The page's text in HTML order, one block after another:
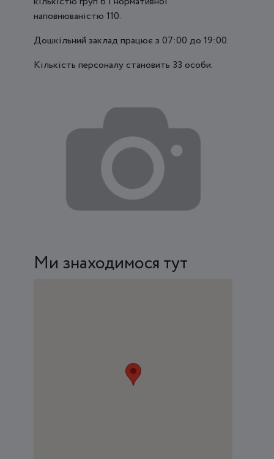
наповнюваністю 110.
Дошкільний заклад працює з 07:00 до 19:00.
Кількість персоналу становить 33 особи.
Ми знаходимося тут